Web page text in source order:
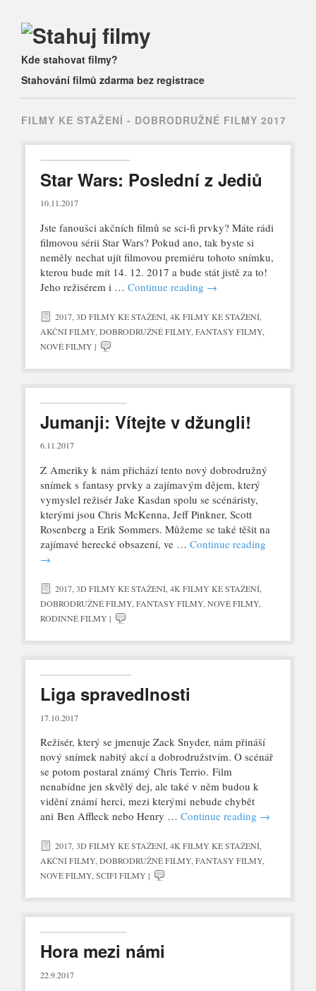
Main menu
Skip
to
content
Kde stahovat filmy?
Stahování filmů zdarma bez registrace
FILMY KE STAŽENÍ - DOBRODRUŽNÉ FILMY 2017
Star Wars: Poslední z Jediů
10.11.2017
Jste fanoušci akčních filmů se sci-fi prvky? Máte rádi
filmovou sérii Star Wars? Pokud ano, tak byste si
neměly nechat ujít filmovou premiéru tohoto snímku,
kterou bude mít 14. 12. 2017 a bude stát jistě za to!
Jeho režisérem i … Continue reading →
2017, 3D FILMY KE STAŽENÍ, 4K FILMY KE STAŽENÍ,
AKČNÍ FILMY, DOBRODRUŽNÉ FILMY, FANTASY FILMY,
NOVÉ FILMY |
Jumanji: Vítejte v džungli!
6.11.2017
Z Ameriky k nám přichází tento nový dobrodružný
snímek s fantasy prvky a zajímavým dějem, který
vymyslel režisér Jake Kasdan spolu se scénáristy,
kterými jsou Chris McKenna, Jeff Pinkner, Scott
Rosenberg a Erik Sommers. Můžeme se také těšit na
zajímavé herecké obsazení, ve … Continue reading
→
2017, 3D FILMY KE STAŽENÍ, 4K FILMY KE STAŽENÍ,
DOBRODRUŽNÉ FILMY, FANTASY FILMY, NOVÉ FILMY,
RODINNÉ FILMY |
Liga spravedlnosti
17.10.2017
Režisér, který se jmenuje Zack Snyder, nám přináší
nový snímek nabitý akcí a dobrodružstvím. O scénář
se potom postaral známý Chris Terrio. Film
nenabídne jen skvělý dej, ale také v něm budou k
vidění známí herci, mezi kterými nebude chybět
ani Ben Affleck nebo Henry … Continue reading →
2017,3D FILMY KE STAŽENÍ,4K FILMY KE STAŽENÍ,
AKČNÍ FILMY,DOBRODRUŽNÉ FILMY,FANTASY FILMY,
NOVÉ FILMY,SCIFI FILMY |
Hora mezi námi
22.9.2017